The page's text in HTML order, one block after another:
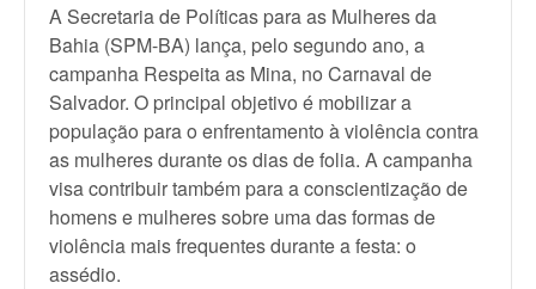
A Secretaria de Políticas para as Mulheres da
Bahia (SPM-BA) lança, pelo segundo ano, a
campanha Respeita as Mina, no Carnaval de
Salvador. O principal objetivo é mobilizar a
população para o enfrentamento à violência contra
as mulheres durante os dias de folia. A campanha
visa contribuir também para a conscientização de
homens e mulheres sobre uma das formas de
violência mais frequentes durante a festa: o
assédio.